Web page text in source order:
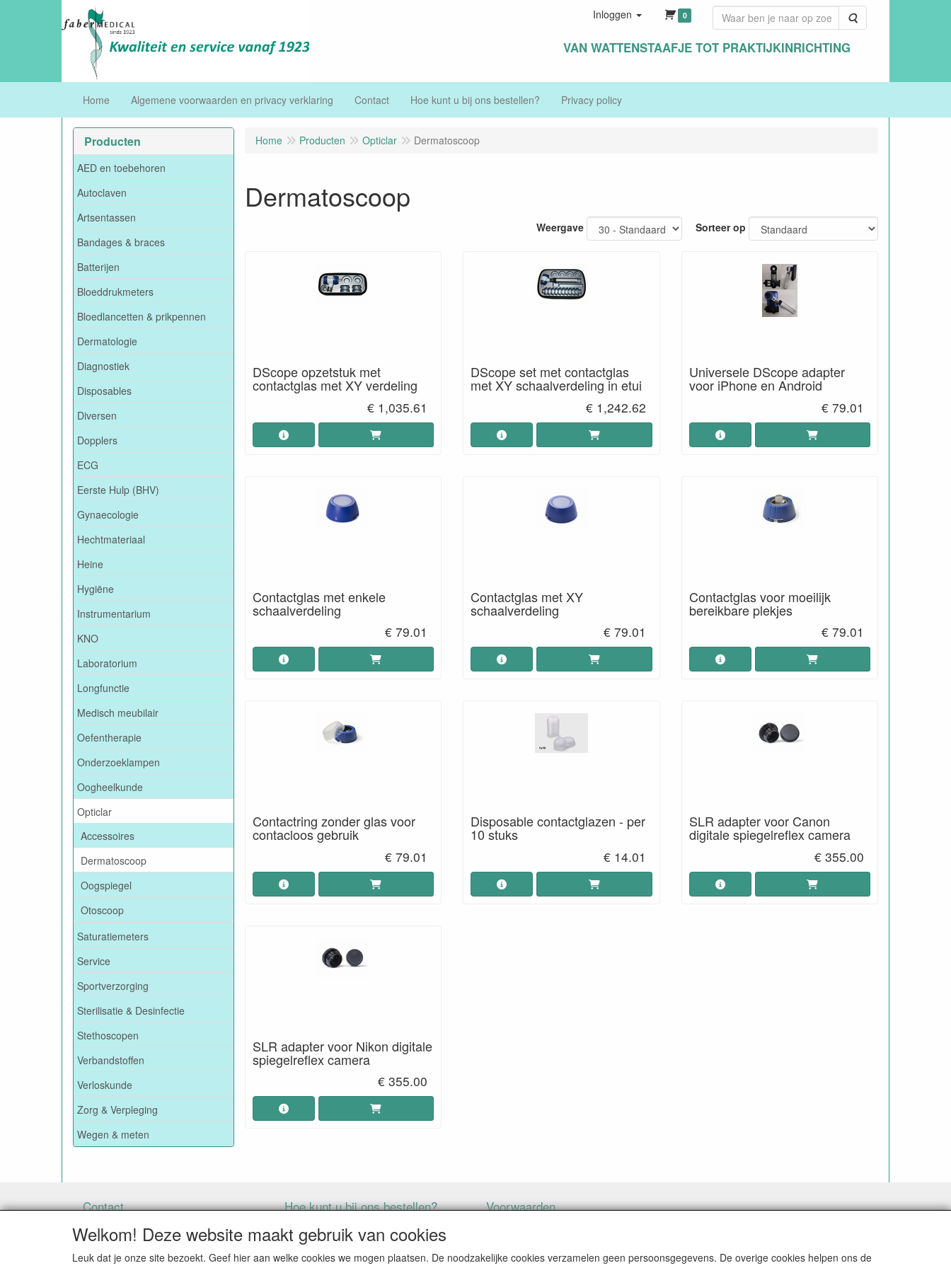
VAN WATTENSTAAFJE TOT PRAKTIJKINRICHTING
Inloggen 0 Zoeken
Home Algemene voorwaarden en privacy verklaring Contact Hoe kunt u bij ons bestellen? Privacy policy
Producten
AED en toebehoren
Autoclaven
Artsentassen
Bandages & braces
Batterijen
Bloeddrukmeters
Bloedlancetten & prikpennen
Dermatologie
Diagnostiek
Disposables
Diversen
Dopplers
ECG
Eerste Hulp (BHV)
Gynaecologie
Hechtmateriaal
Heine
Hygiëne
Instrumentarium
KNO
Laboratorium
Longfunctie
Medisch meubilair
Oefentherapie
Onderzoeklampen
Oogheelkunde
Opticlar
Accessoires
Dermatoscoop
Oogspiegel
Otoscoop
Saturatiemeters
Service
Sportverzorging
Sterilisatie & Desinfectie
Stethoscopen
Verbandstoffen
Verloskunde
Zorg & Verpleging
Wegen & meten
Home Producten Opticlar Dermatoscoop
Dermatoscoop
Weergave Sorteer op
DScope opzetstuk met
contactglas met XY verdeling
€ 1,035.61
DScope set met contactglas
met XY schaalverdeling in etui
€ 1,242.62
Universele DScope adapter
voor iPhone en Android
€ 79.01
Contactglas met enkele
schaalverdeling
€ 79.01
Contactglas met XY
schaalverdeling
€ 79.01
Contactglas voor moeilijk
bereikbare plekjes
€ 79.01
Contactring zonder glas voor
contacloos gebruik
€ 79.01
Disposable contactglazen - per
10 stuks
€ 14.01
SLR adapter voor Canon
digitale spiegelreflex camera
€ 355.00
SLR adapter voor Nikon digitale
spiegelreflex camera
€ 355.00
Contact Hoe kunt u bij ons bestellen? Voorwaarden
BIJ BESTELLINGEN ONDER DE € 125,00 EXCLUSIEF BTW BRENGEN WIJ IN NEDERLAND € 5,87 VERZENDKOSTEN IN REKENING (BELGIË € 9,09). VERZENDKOSTEN
Welkom! Deze website maakt gebruik van cookies
Leuk dat je onze site bezoekt. Geef hier aan welke cookies we mogen plaatsen. De noodzakelijke cookies verzamelen geen persoonsgegevens. De overige cookies helpen ons de